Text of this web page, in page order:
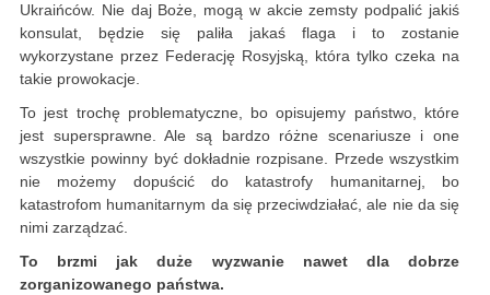
Ukraińców. Nie daj Boże, mogą w akcie zemsty podpalić jakiś
konsulat, będzie się paliła jakaś flaga i to zostanie
wykorzystane przez Federację Rosyjską, która tylko czeka na
takie prowokacje.
To jest trochę problematyczne, bo opisujemy państwo, które
jest supersprawne. Ale są bardzo różne scenariusze i one
wszystkie powinny być dokładnie rozpisane. Przede wszystkim
nie możemy dopuścić do katastrofy humanitarnej, bo
katastrofom humanitarnym da się przeciwdziałać, ale nie da się
nimi zarządzać.
To brzmi jak duże wyzwanie nawet dla dobrze
zorganizowanego państwa.